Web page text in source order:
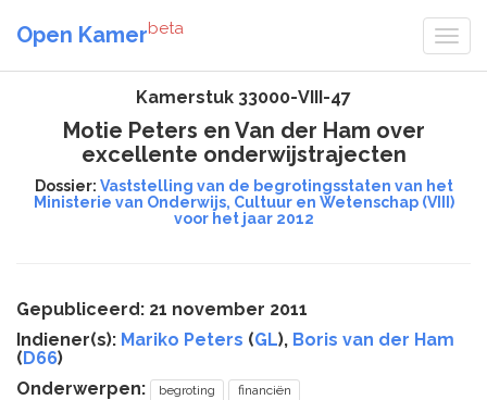
Open Kamerbeta
Kamerstuk 33000-VIII-47
Motie Peters en Van der Ham over
excellente onderwijstrajecten
Dossier: Vaststelling van de begrotingsstaten van het
Ministerie van Onderwijs, Cultuur en Wetenschap (VIII)
voor het jaar 2012
Gepubliceerd: 21 november 2011
Indiener(s): Mariko Peters (GL), Boris van der Ham
(D66)
Onderwerpen:
begroting financiën